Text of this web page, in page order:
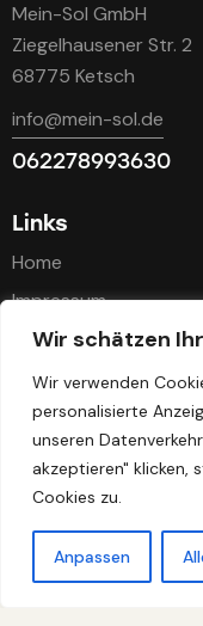
Wir schätzen
Wir verwenden
personalisierte
unseren
akzeptieren" klicken,
Cookies zu.
Anpassen
Mein-Sol GmbH
Ziegelhausener Str. 2
68775 Ketsch
info@mein-sol.de
062278993630
Links
Home
Impressum
Datenschutz
Kontakt
Mein-Sol ©. Alle